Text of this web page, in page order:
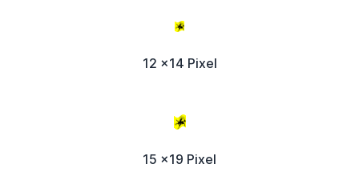
12 x14 Pixel
15 x19 Pixel